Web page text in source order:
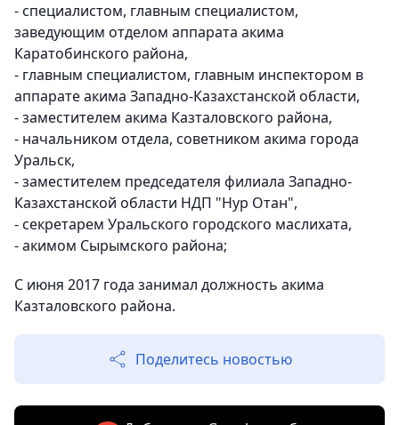
- специалистом, главным специалистом,
заведующим отделом аппарата акима
Каратобинского района,
- главным специалистом, главным инспектором в
аппарате акима Западно-Казахстанской области,
- заместителем акима Казталовского района,
- начальником отдела, советником акима города
Уральск,
- заместителем председателя филиала Западно-
Казахстанской области НДП "Нур Отан",
- секретарем Уральского городского маслихата,
- акимом Сырымского района;
С июня 2017 года занимал должность акима
Казталовского района.
Поделитесь новостью